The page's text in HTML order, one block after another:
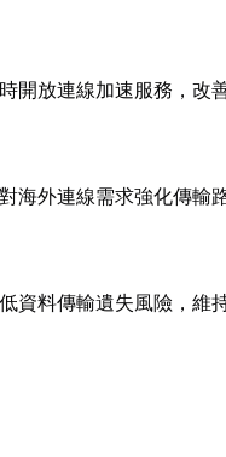
開放連線加速服務，改
海外連線需求強化傳輸路
資料傳輸遺失風險，維